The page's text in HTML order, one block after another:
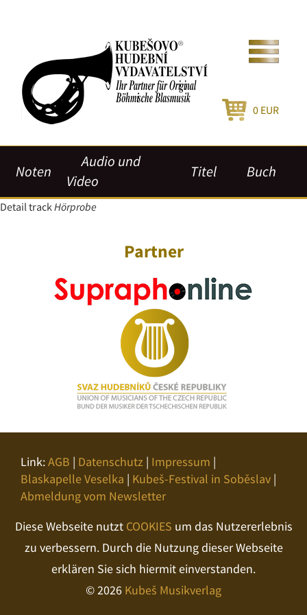
0 EUR
Noten
Audio und
Video
Titel Buch
Detail trackHörprobe
Partner
Link:AGB | Datenschutz | Impressum |
Blaskapelle Veselka | Kubeš-Festival in Soběslav |
Abmeldung vom Newsletter
Diese Webseite nutzt COOKIES um das Nutzererlebnis
zu verbessern. Durch die Nutzung dieser Webseite
erklären Sie sich hiermit einverstanden.
© 2026 Kubeš Musikverlag